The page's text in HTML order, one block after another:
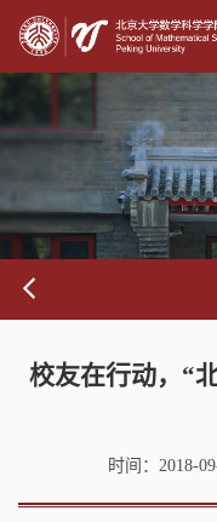
校友在行动，“
时间： 2018-